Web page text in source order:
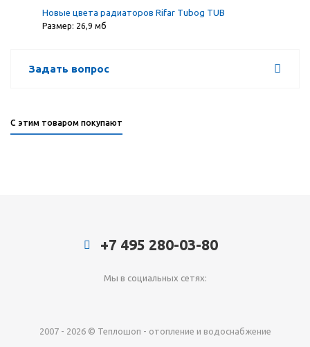
Новые цвета радиаторов Rifar Tubog TUB
Размер: 26,9 мб
Задать вопрос
С этим товаром покупают
+7 495 280-03-80
Мы в социальных сетях:
2007 - 2026 © Теплошоп - отопление и водоснабжение